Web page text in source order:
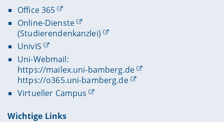
Office 365
Online-Dienste
(Studierendenkanzlei)
UnivIS
Uni-Webmail:
https://mailex.uni-bamberg.de
https://o365.uni-bamberg.de
Virtueller Campus
Wichtige Links